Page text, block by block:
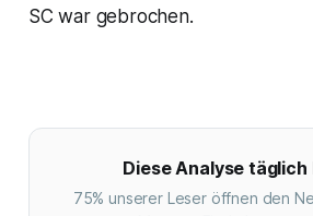
SC war gebrochen.
Diese Analyse täglich
75% unserer Leser öffnen den